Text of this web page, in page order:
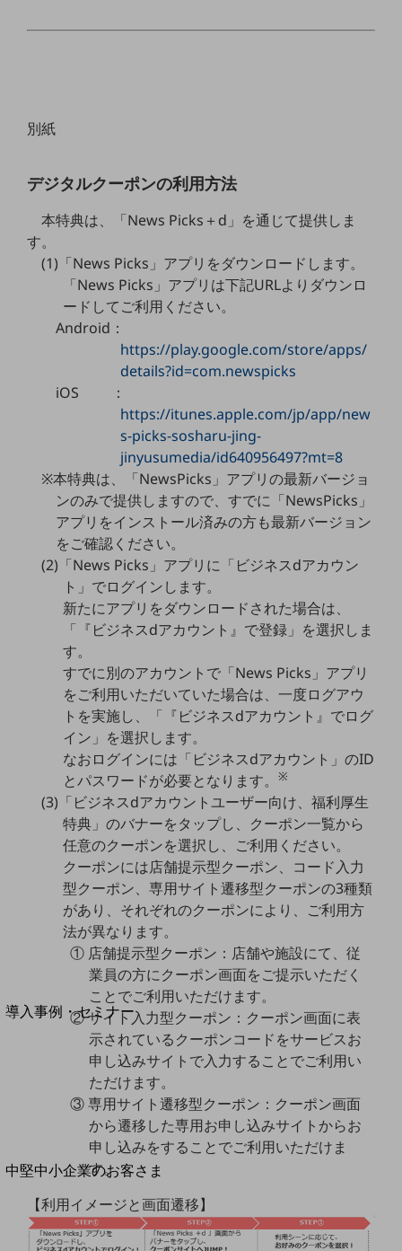
キーワードで探す
法人向けスマホ・携帯に関する、
おすすめの機種、料金やサービスをご紹介
製品TOP
ビジネス向けスマートフォン
タフネススマートフォン
データ通信製品
5G対応ホームルーター
IOT完了済みメーカーブランド製品
ドコモBiz データ無制限 ドコモ MAX ドコモ mini ドコモBiz かけ放題
ケータイプラン
5Gデータプラス
データプラス
IoT向け回線料金
home5Gプラン
モバイルサービス
端末の一元管理
セキュリティ
運用保守・故障紛失サポート
回線・ネットワーク
別ウィンドウで開きます
サービスをご利用中のお客さま
導入事例・セミナー
最新の導入事例や注目の導入事例をご紹介します
開催・出展する各種セミナー、イベント情報をご紹介します
中堅中小企業のお客さま
ビジネスお役立ち情報
旬な話題やお役立ち資料などDXの課題を
別紙
デジタルクーポンの利用方法
本特典は、「News Picks＋d」を通じて提供しま
す。
(1)「News Picks」アプリをダウンロードします。
「News Picks」アプリは下記URLよりダウンロ
ードしてご利用ください。
Android：
https://play.google.com/store/apps/
details?id=com.newspicks
iOS ：
https://itunes.apple.com/jp/app/new
s-picks-sosharu-jing-
jinyusumedia/id640956497?mt=8
※本特典は、「NewsPicks」アプリの最新バージョ
ンのみで提供しますので、すでに「NewsPicks」
アプリをインストール済みの方も最新バージョン
をご確認ください。
(2)「News Picks」アプリに「ビジネスdアカウン
ト」でログインします。
新たにアプリをダウンロードされた場合は、
「『ビジネスdアカウント』で登録」を選択しま
す。
すでに別のアカウントで「News Picks」アプリ
をご利用いただいていた場合は、一度ログアウ
トを実施し、「『ビジネスdアカウント』でログ
イン」を選択します。
なおログインには「ビジネスdアカウント」のID
とパスワードが必要となります。※
(3)「ビジネスdアカウントユーザー向け、福利厚生
特典」のバナーをタップし、クーポン一覧から
任意のクーポンを選択し、ご利用ください。
クーポンには店舗提示型クーポン、コード入力
型クーポン、専用サイト遷移型クーポンの3種類
があり、それぞれのクーポンにより、ご利用方
法が異なります。
① 店舗提示型クーポン：店舗や施設にて、従
業員の方にクーポン画面をご提示いただく
ことでご利用いただけます。
② サイト入力型クーポン：クーポン画面に表
示されているクーポンコードをサービスお
申し込みサイトで入力することでご利用い
ただけます。
③ 専用サイト遷移型クーポン：クーポン画面
から遷移した専用お申し込みサイトからお
申し込みをすることでご利用いただけま
す。
【利用イメージと画面遷移】